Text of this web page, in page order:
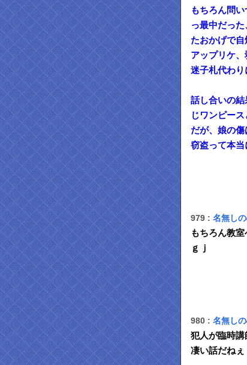
もちろん問
っ最中だっ
たおかげで自
アップリケ、
迷子札代わ
話し合いの
じワンピー
だが、娘の
窃盗って本当
979 : 名無し
もちろん教
ｇｊ
980 : 名無し
犯人が臨時講
凄い話だねぇ